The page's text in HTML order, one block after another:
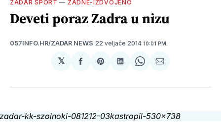
ZADAR SPORT — ZADNE-IZDVOJENO
Deveti poraz Zadra u nizu
057INFO.HR/ZADAR NEWS 22 veljače 2014 10:01 PM.
𝕏
podijeliSharepodijeliSharepodijeli